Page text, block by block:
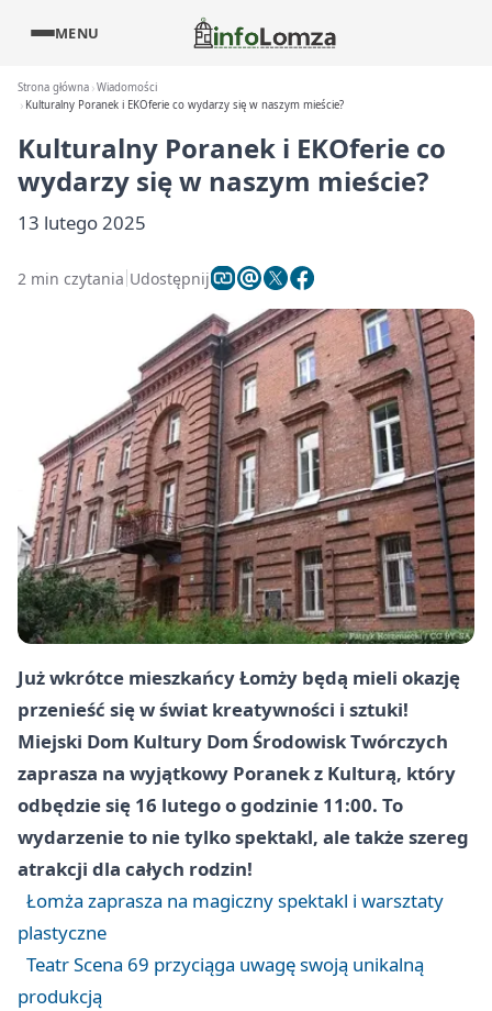
MENU
Strona główna Wiadomości
Kulturalny Poranek i EKOferie co wydarzy się w naszym mieście?
Kulturalny Poranek i EKOferie co
wydarzy się w naszym mieście?
13 lutego 2025
2 min czytania Udostępnij
Już wkrótce mieszkańcy Łomży będą mieli okazję
przenieść się w świat kreatywności i sztuki!
Miejski Dom Kultury Dom Środowisk Twórczych
zaprasza na wyjątkowy Poranek z Kulturą, który
odbędzie się 16 lutego o godzinie 11:00. To
wydarzenie to nie tylko spektakl, ale także szereg
atrakcji dla całych rodzin!
Łomża zaprasza na magiczny spektakl i warsztaty
plastyczne
Teatr Scena 69 przyciąga uwagę swoją unikalną
produkcją